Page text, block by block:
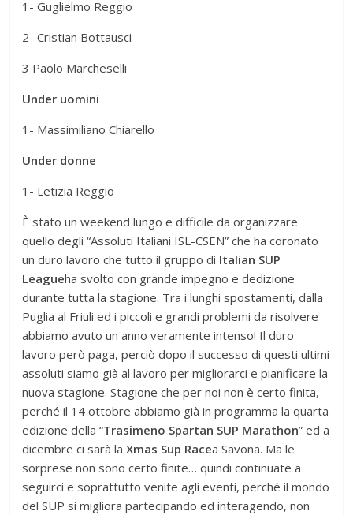
1- Guglielmo Reggio
2- Cristian Bottausci
3 Paolo Marcheselli
Under uomini
1- Massimiliano Chiarello
Under donne
1- Letizia Reggio
È stato un weekend lungo e difficile da organizzare
quello degli “Assoluti Italiani ISL-CSEN” che ha coronato
un duro lavoro che tutto il gruppo di Italian SUP
Leagueha svolto con grande impegno e dedizione
durante tutta la stagione. Tra i lunghi spostamenti, dalla
Puglia al Friuli ed i piccoli e grandi problemi da risolvere
abbiamo avuto un anno veramente intenso! Il duro
lavoro però paga, perciò dopo il successo di questi ultimi
assoluti siamo già al lavoro per migliorarci e pianificare la
nuova stagione. Stagione che per noi non è certo finita,
perché il 14 ottobre abbiamo già in programma la quarta
edizione della “Trasimeno Spartan SUP Marathon” ed a
dicembre ci sarà laXmas Sup Racea Savona. Ma le
sorprese non sono certo finite… quindi continuate a
seguirci e soprattutto venite agli eventi, perché il mondo
del SUP si migliora partecipando ed interagendo, non